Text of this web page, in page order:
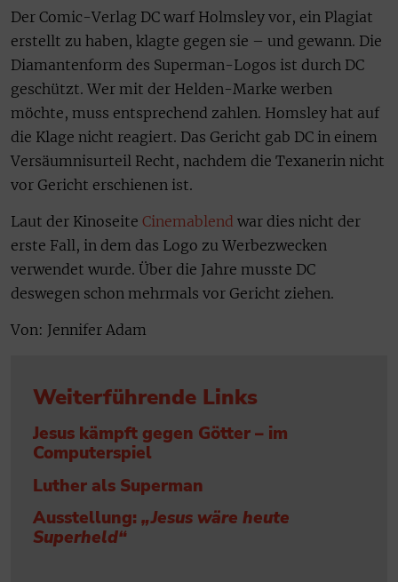
Der Comic-Verlag DC warf Holmsley vor, ein Plagiat
erstellt zu haben, klagte gegen sie – und gewann. Die
Diamantenform des Superman-Logos ist durch DC
geschützt. Wer mit der Helden-Marke werben
möchte, muss entsprechend zahlen. Homsley hat auf
die Klage nicht reagiert. Das Gericht gab DC in einem
Versäumnisurteil Recht, nachdem die Texanerin nicht
vor Gericht erschienen ist.
Laut der Kinoseite Cinemablend war dies nicht der
erste Fall, in dem das Logo zu Werbezwecken
verwendet wurde. Über die Jahre musste DC
deswegen schon mehrmals vor Gericht ziehen.
Von: Jennifer Adam
Weiterführende Links
Jesus kämpft gegen Götter – im
Computerspiel
Luther als Superman
Ausstellung: „Jesus wäre heute
Superheld“